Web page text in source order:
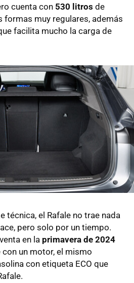
cuenta con 530 litros de
formas muy regulares, además
facilita mucho la carga de
técnica, el Rafale no trae nada
pero solo por un tiempo.
en la primavera de 2024
un motor, el mismo
con etiqueta ECO que